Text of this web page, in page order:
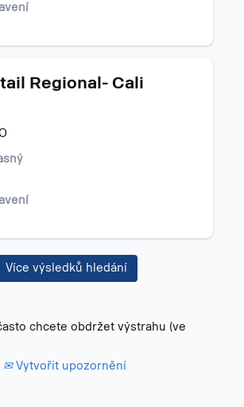
Regional- Cali
Více výsledků hledání
chcete obdržet výstrahu (ve
Vytvořit upozornění